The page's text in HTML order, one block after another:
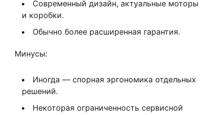
Современный дизайн, актуальные моторы
и коробки.
Обычно более расширенная гарантия.
Минусы:
Иногда — спорная эргономика отдельных
решений.
Некоторая ограниченность сервисной